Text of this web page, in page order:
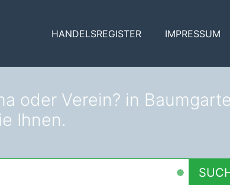
HANDELSREGISTER IMPRESSUM
oder Verein? in
Ihnen.